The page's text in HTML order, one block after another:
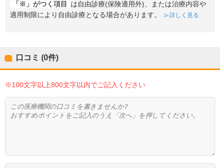
「※」がつく項目
は自由診療(保険適用外)、または治療内容や
適用制限により自由診療となる場合があります。
詳しく見る
口コミ (0件)
※100文字以上800文字以内でご記入ください